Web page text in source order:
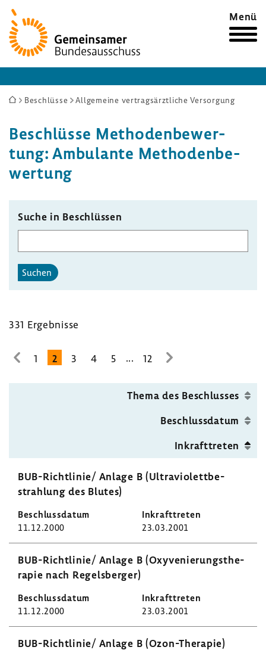
Zur
Startseite
Menü
Sie
hier:
Beschlüsse Allgemeine vertragsärztliche Versorgung
Beschlüsse Metho­den­be­wer­
tung: Ambu­lante Metho­den­be­
wer­tung
Suche in Beschlüssen
Suchen
331 Ergeb­nisse
zur
1 2 3 4 5 ... 12
zur
Seite
Thema des Beschlusses
Beschluss­datum
Inkraft­treten
BUB-​Richtlinie/ Anlage B (Ultra­vio­lett­be­
strah­lung des Blutes)
11.12.2000 23.03.2001
BUB-​Richtlinie/ Anlage B (Oxyve­nie­rungs­the­
rapie nach Regels­berger)
11.12.2000 23.03.2001
BUB-​Richtlinie/ Anlage B (Ozon-​Therapie)